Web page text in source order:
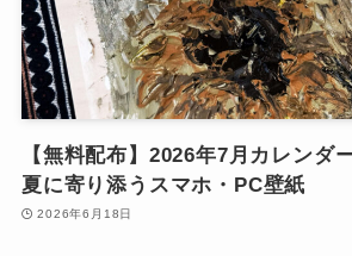
【無料配布】2026年7月カレンダ
夏に寄り添うスマホ・PC壁紙
2026年6月18日